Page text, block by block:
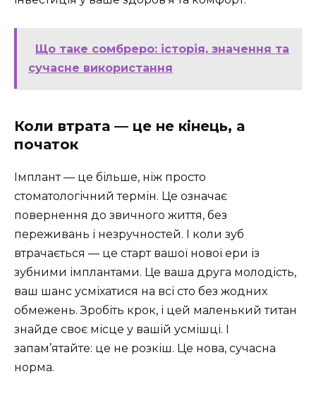
Що таке сомбреро: історія, значення та
сучасне використання
Коли втрата — це не кінець, а
початок
Імплант — це більше, ніж просто
стоматологічний термін. Це означає
повернення до звичного життя, без
переживань і незручностей. І коли зуб
втрачається — це старт вашої нової ери із
зубними імплантами. Це ваша друга молодість,
ваш шанс усміхатися на всі сто без жодних
обмежень. Зробіть крок, і цей маленький титан
знайде своє місце у вашій усмішці. І
запам’ятайте: це не розкіш. Це нова, сучасна
норма.